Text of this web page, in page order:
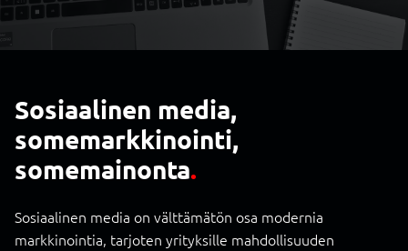
Sosiaalinen media,
somemarkkinointi,
somemainonta.
Sosiaalinen media on välttämätön osa modernia
markkinointia, tarjoten yrityksille mahdollisuuden